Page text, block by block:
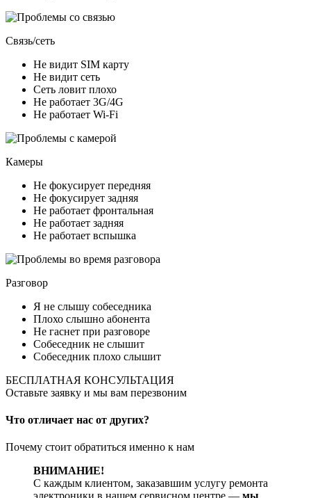
Связь/сеть
Не видит SIM карту
Не видит сеть
Сеть ловит плохо
Не работает 3G/4G
Не работает Wi-Fi
Камеры
Не фокусирует передняя
Не фокусирует задняя
Не работает фронтальная
Не работает задняя
Не работает вспышка
Разговор
Я не слышу собеседника
Плохо слышно абонента
Не гаснет при разговоре
Собеседник не слышит
Собеседник плохо слышит
БЕСПЛАТНАЯ КОНСУЛЬТАЦИЯ
Оставьте заявку и мы вам перезвоним
Что отличает нас от других?
Почему стоит обратиться именно к нам
ВНИМАНИЕ!
С каждым клиентом, заказавшим услугу ремонта